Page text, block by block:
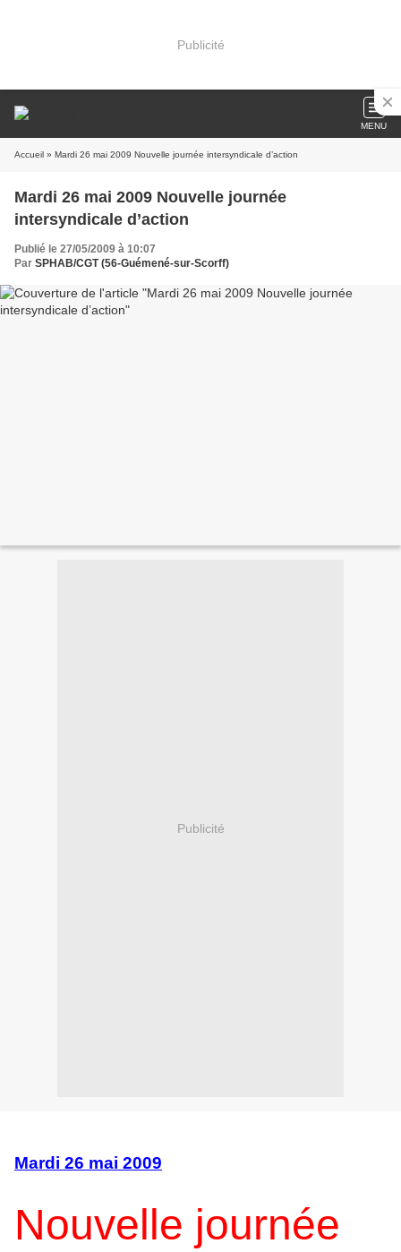
Publicité
MENU
Accueil » Mardi 26 mai 2009 Nouvelle journée intersyndicale d’action
Mardi 26 mai 2009 Nouvelle journée
intersyndicale d’action
Publié le 27/05/2009 à 10:07
Par SPHAB/CGT (56-Guémené-sur-Scorff)
Publicité
Mardi 26 mai 2009
Nouvelle journée